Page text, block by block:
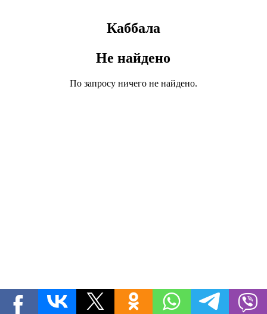
Каббала
Не найдено
По запросу ничего не найдено.